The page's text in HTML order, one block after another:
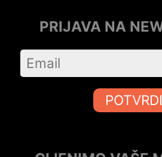
PRIJAVA NA
POTVRDI